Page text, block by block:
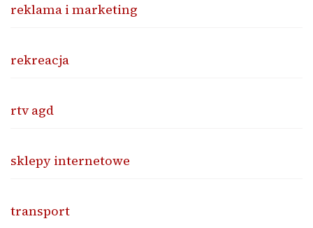
reklama i marketing
rekreacja
rtv agd
sklepy internetowe
transport